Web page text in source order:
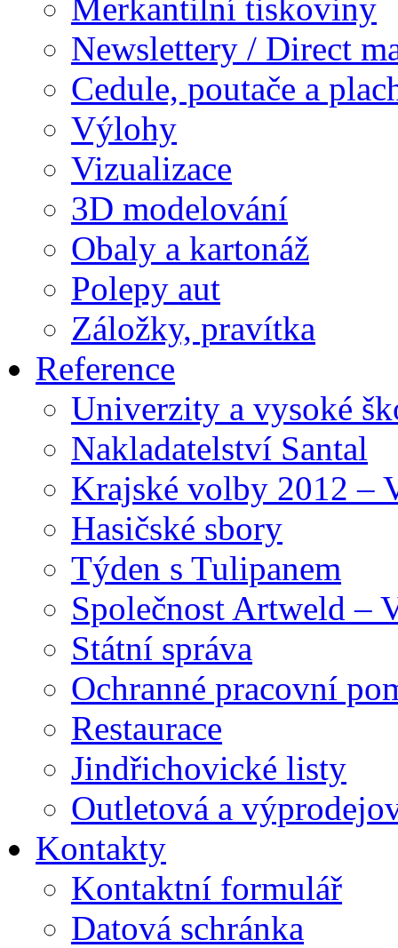
Merkantilní tiskoviny
Newslettery / Direct
Cedule, poutače a
Výlohy
Vizualizace
3D modelování
Obaly a kartonáž
Polepy aut
Záložky, pravítka
Reference
Univerzity a vysoké
Nakladatelství Santal
Krajské volby 2012 –
Hasičské sbory
Týden s Tulipanem
Společnost Artweld –
Státní správa
Ochranné pracovní
Restaurace
Jindřichovické listy
Outletová a
Kontakty
Kontaktní formulář
Datová schránka